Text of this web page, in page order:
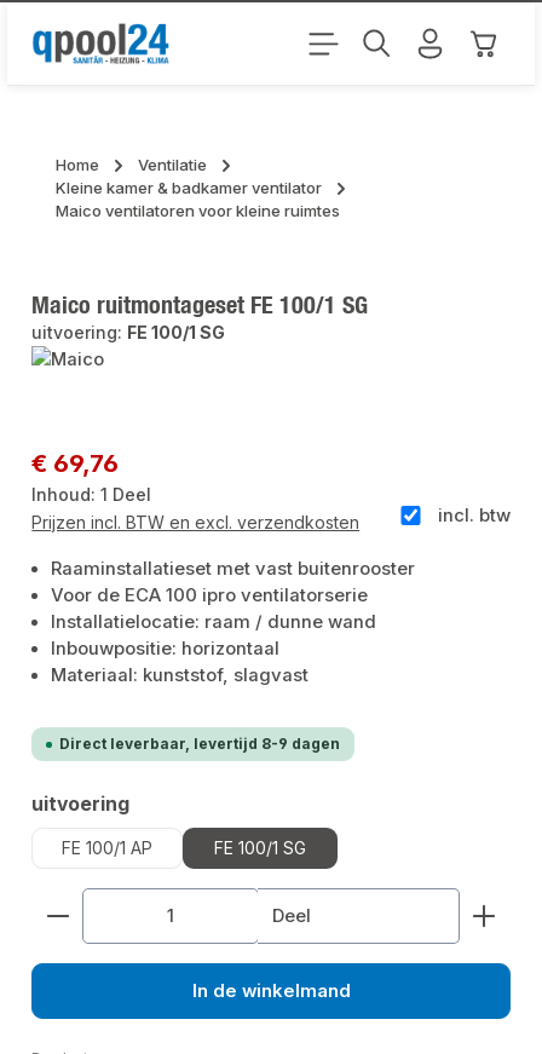
Ga naar de hoofdinhoud
Home
Ventilatie
Kleine kamer & badkamer ventilator
Maico ventilatoren voor kleine ruimtes
Maico ruitmontageset FE 100/1 SG
uitvoering: FE 100/1 SG
Normale prijs:
€ 69,76
Inhoud:1 Deel
incl. btw
Prijzen incl. BTW en excl. verzendkosten
Raaminstallatieset met vast buitenrooster
Voor de ECA 100 ipro ventilatorserie
Installatielocatie: raam / dunne wand
Inbouwpositie: horizontaal
Materiaal: kunststof, slagvast
Direct leverbaar, levertijd 8-9 dagen
Selecteer
uitvoering
FE 100/1 AP FE 100/1 SG
Producthoeveelheid: Voer de gewenste
Deel
In de winkelmand